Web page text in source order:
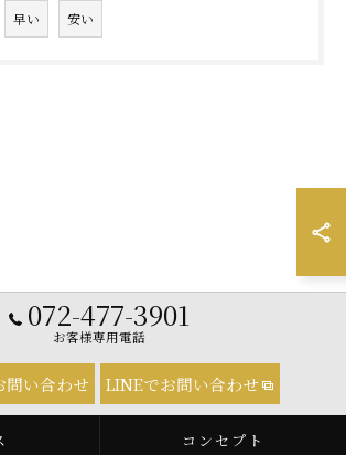
早い 安い
072-477-3901
お客様専用電話
問い合わせ LINEでお問い合わせ
コンセプト